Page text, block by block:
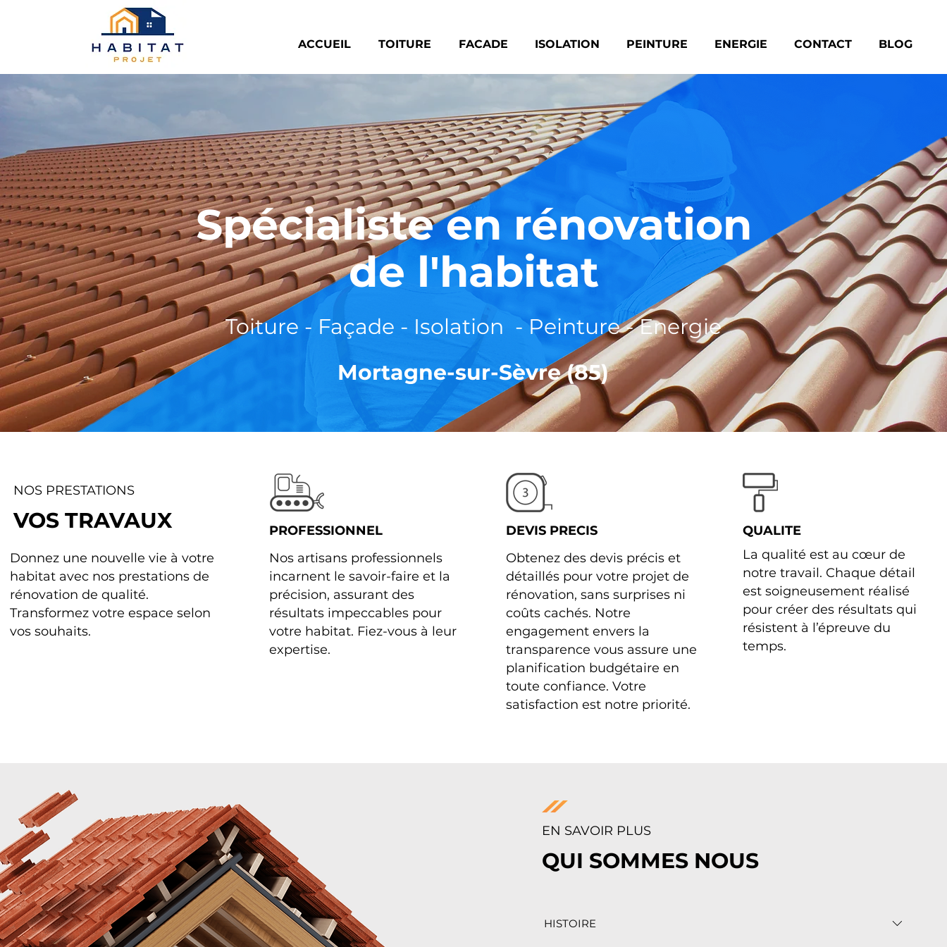
ACCUEIL TOITURE FACADE ISOLATION PEINTURE ENERGIE CONTACT BLOG
Spécialiste en rénovation
de l'habitat
Toiture - Façade - Isolation - Peinture - Energie
Mortagne-sur-Sèvre (85)
NOS PRESTATIONS
VOS TRAVAUX
Donnez une nouvelle vie à votre
habitat avec nos prestations de
rénovation de qualité.
Transformez votre espace selon
vos souhaits.
PROFESSIONNEL
Nos artisans professionnels
incarnent le savoir-faire et la
précision, assurant des
résultats impeccables pour
votre habitat. Fiez-vous à leur
expertise.
DEVIS PRECIS
Obtenez des devis précis et
détaillés pour votre projet de
rénovation, sans surprises ni
coûts cachés. Notre
engagement envers la
transparence vous assure une
planification budgétaire en
toute confiance. Votre
satisfaction est notre priorité.
QUALITE
La qualité est au cœur de
notre travail. Chaque détail
est soigneusement réalisé
pour créer des résultats qui
résistent à l’épreuve du
temps.
EN SAVOIR PLUS
QUI SOMMES NOUS
HISTOIRE